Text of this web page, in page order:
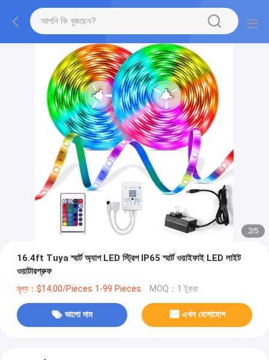
2/5
16.4ft Tuya স্মার্ট অ্যাপ LED স্ট্রিপ IP65 স্মার্ট ওয়াইফাই LED লাইট
ওয়াটারপ্রুফ
মূল্য：$14.00/Pieces 1-99 Pieces MOQ：1 টুকরা
ভালো দাম এখন যোগাযোগ